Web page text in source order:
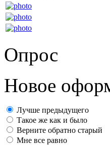
Опрос
Новое
Лучше предыдущего
Такое же как и было
Верните обратно старый
Мне все равно